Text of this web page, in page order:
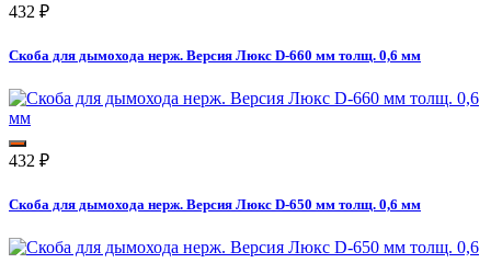
432 ₽
Скоба для дымохода нерж. Версия Люкс D-660 мм толщ. 0,6 мм
432 ₽
Скоба для дымохода нерж. Версия Люкс D-650 мм толщ. 0,6 мм